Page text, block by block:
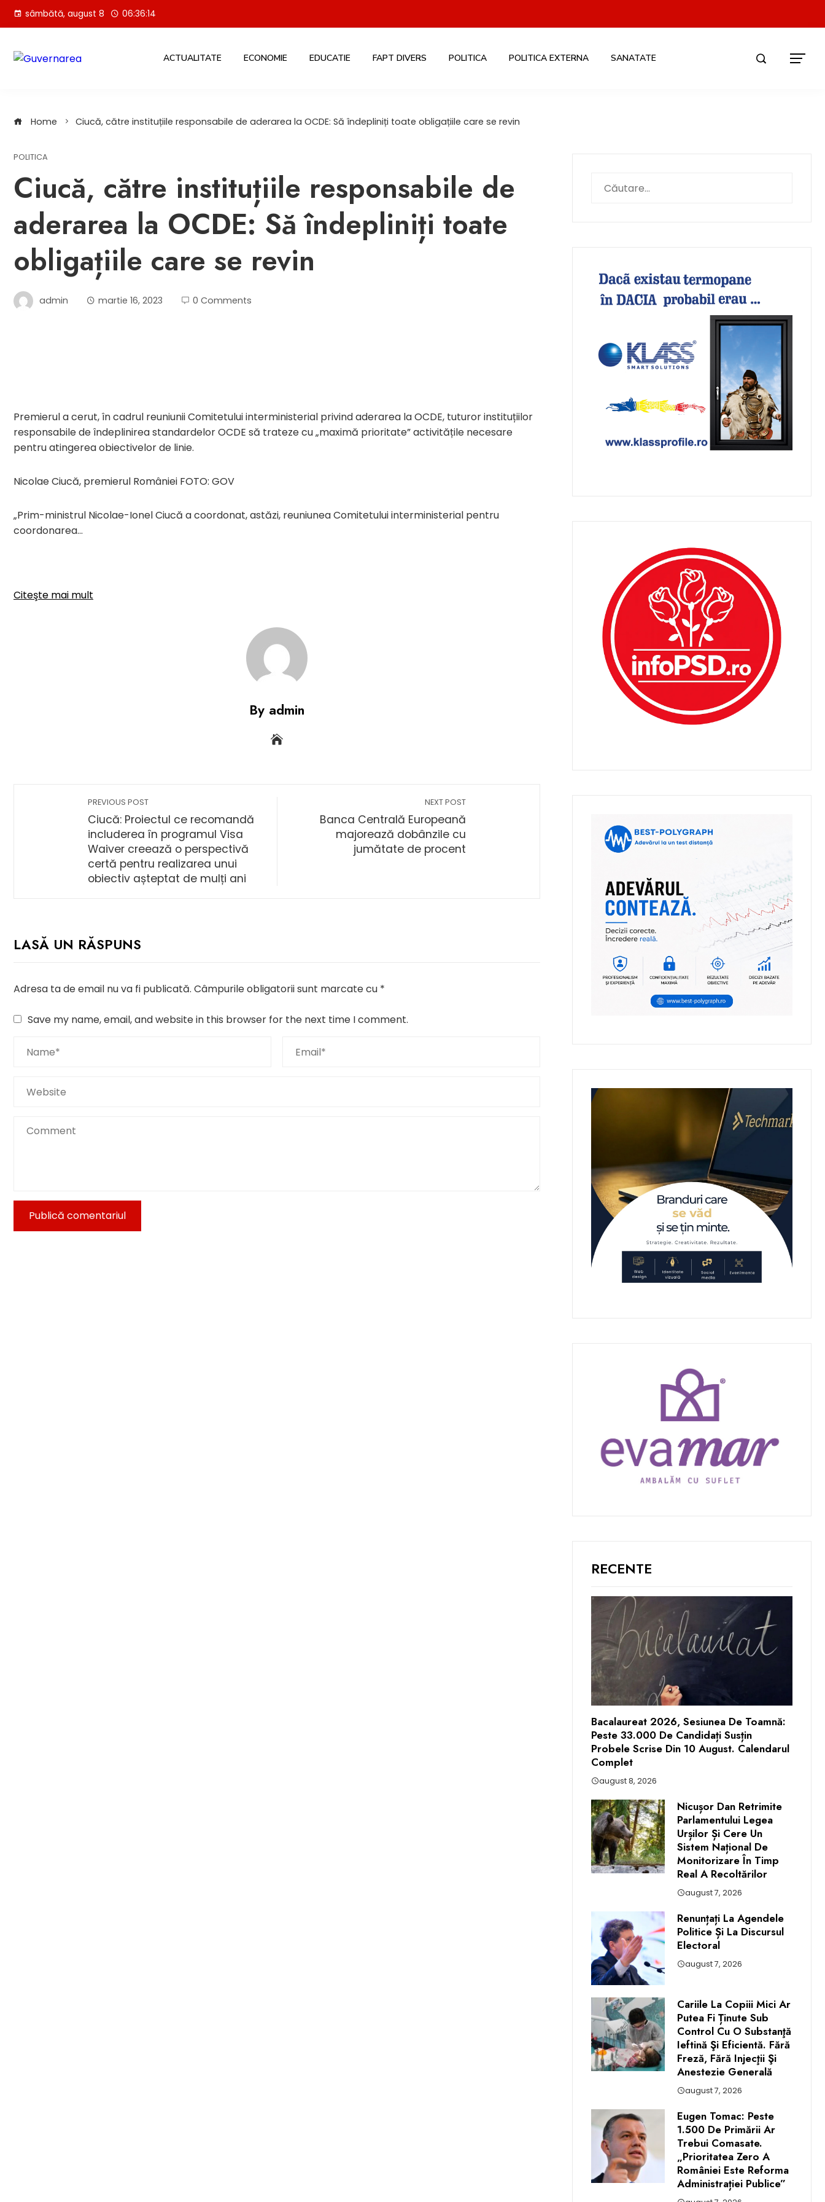
Skip sâmbătă, august 8 06:36:15
ACTUALITATE ECONOMIE EDUCATIE FAPT DIVERS POLITICA POLITICA EXTERNA SANATATE
Home Ciucă, către instituțiile responsabile de aderarea la OCDE: Să îndepliniți toate obligațiile care se revin
POLITICA
Ciucă, către instituțiile responsabile de
aderarea la OCDE: Să îndepliniți toate
obligațiile care se revin
admin martie 16, 2023 0 Comments
Premierul a cerut, în cadrul reuniunii Comitetului interministerial privind aderarea la OCDE, tuturor instituțiilor
responsabile de îndeplinirea standardelor OCDE să trateze cu „maximă prioritate” activitățile necesare
pentru atingerea obiectivelor de linie.
Nicolae Ciucă, premierul României FOTO: GOV
„Prim-ministrul Nicolae-Ionel Ciucă a coordonat, astăzi, reuniunea Comitetului interministerial pentru
coordonarea…
Citeşte mai mult
By admin
PREVIOUS POST
Ciucă: Proiectul ce recomandă
includerea în programul Visa
Waiver creează o perspectivă
certă pentru realizarea unui
obiectiv așteptat de mulți ani
NEXT POST
Banca Centrală Europeană
majorează dobânzile cu
jumătate de procent
LASĂ UN RĂSPUNS
Adresa ta de email nu va fi publicată. Câmpurile obligatorii sunt marcate cu *
Save my name, email, and website in this browser for the next time I comment.
după:
RECENTE
Bacalaureat 2026, Sesiunea De Toamnă:
Peste 33.000 De Candidați Susțin
Probele Scrise Din 10 August. Calendarul
Complet
august 8, 2026
Nicușor Dan Retrimite
Parlamentului Legea
Urșilor Și Cere Un
Sistem Național De
Monitorizare În Timp
Real A Recoltărilor
august 7, 2026
Renunțați La Agendele
Politice Și La Discursul
Electoral
august 7, 2026
Cariile La Copiii Mici Ar
Putea Fi Ținute Sub
Control Cu O Substanţă
Ieftină Şi Eficientă. Fără
Freză, Fără Injecţii Şi
Anestezie Generală
august 7, 2026
Eugen Tomac: Peste
1.500 De Primării Ar
Trebui Comasate.
„Prioritatea Zero A
României Este Reforma
Administrației Publice”